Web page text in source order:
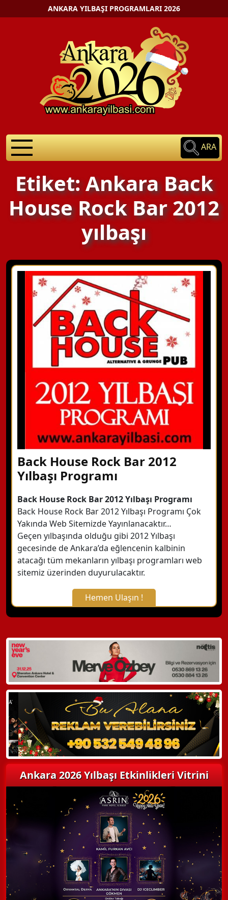
ANKARA YILBAŞI PROGRAMLARI 2026
ARA
Etiket: Ankara Back
House Rock Bar 2012
yılbaşı
Back House Rock Bar 2012
Yılbaşı Programı
Back House Rock Bar 2012 Yılbaşı Programı
Back House Rock Bar 2012 Yılbaşı Programı Çok
Yakında Web Sitemizde Yayınlanacaktır…
Geçen yılbaşında olduğu gibi 2012 Yılbaşı
gecesinde de Ankara’da eğlencenin kalbinin
atacağı tüm mekanların yılbaşı programları web
sitemiz üzerinden duyurulacaktır.
Hemen Ulaşın !
X Kapat
WhatsApp ile Bilgi Alın
Hemen Arayın
Detaylı Bilgi Alın
Ankara 2026 Yılbaşı Etkinlikleri Vitrini